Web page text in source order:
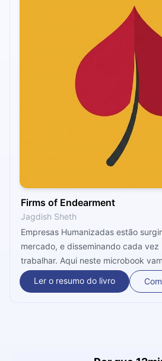
Firms of Endearment
Jagdish Sheth
Empresas Humanizadas estão
mercado, e disseminando cada vez
trabalhar. Aqui neste microbook
a relação sociedade e empresa
isso faz com que os negócios
Ler o resumo do livro